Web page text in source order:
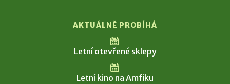
AKTUÁLNĚ PROBÍHÁ
Letní otevřené sklepy
Letní kino na Amfiku